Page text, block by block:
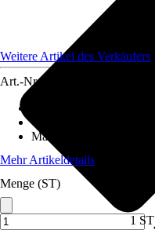
Weitere Artikel des Verkäufers
Art.-Nr.
Grundfarbe
Material
Mehr Artikeldetails
Menge (ST)
1 ST